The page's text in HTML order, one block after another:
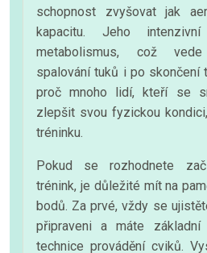
schopnost zvyšovat jak
kapacitu. Jeho
metabolismus, což
spalování tuků i po skončení
proč mnoho lidí, kteří se
zlepšit svou fyzickou
tréninku.
Pokud se rozhodnete
trénink, je důležité mít na
bodů. Za prvé, vždy se
připraveni a máte
technice provádění cviků.